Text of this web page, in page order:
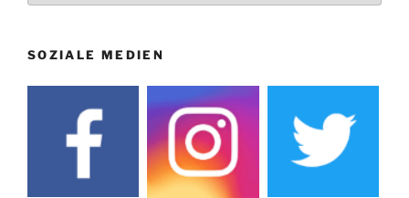
SOZIALE MEDIEN